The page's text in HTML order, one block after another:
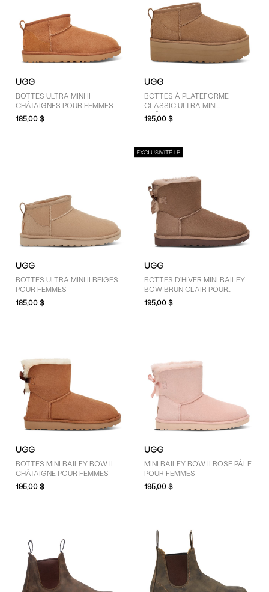
UGG
BOTTES ULTRA MINI II
CHÂTAIGNES POUR FEMMES
185,00 $
UGG
BOTTES À PLATEFORME
CLASSIC ULTRA MINI
CHÂTAIGNES POUR FEMMES
195,00 $
UGG
BOTTES ULTRA MINI II BEIGES
POUR FEMMES
185,00 $
UGG
BOTTES D'HIVER MINI BAILEY
BOW BRUN CLAIR POUR
FEMMES
195,00 $
UGG
BOTTES MINI BAILEY BOW II
CHÂTAIGNE POUR FEMMES
195,00 $
UGG
MINI BAILEY BOW II ROSE PÂLE
POUR FEMMES
195,00 $